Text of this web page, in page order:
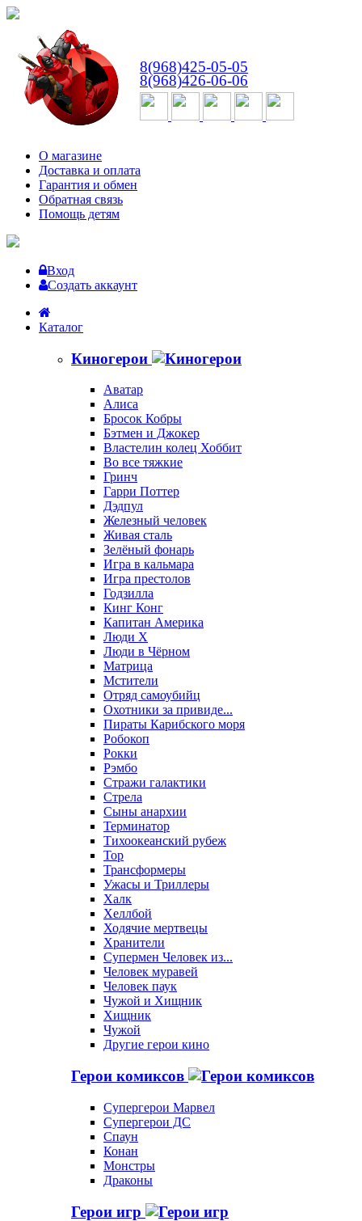
8(968)425-05-05
8(968)426-06-06
О магазине
Доставка и оплата
Гарантия и обмен
Обратная связь
Помощь детям
Вход
Создать аккаунт
Каталог
Киногерои
Аватар
Алиса
Бросок Кобры
Бэтмен и Джокер
Властелин колец Хоббит
Во все тяжкие
Гринч
Гарри Поттер
Дэдпул
Железный человек
Живая сталь
Зелёный фонарь
Игра в кальмара
Игра престолов
Годзилла
Кинг Конг
Капитан Америка
Люди X
Люди в Чёрном
Матрица
Мстители
Отряд самоубийц
Охотники за привиде...
Пираты Карибского моря
Робокоп
Рокки
Рэмбо
Стражи галактики
Стрела
Сыны анархии
Терминатор
Тихоокеанский рубеж
Тор
Трансформеры
Ужасы и Триллеры
Халк
Хеллбой
Ходячие мертвецы
Хранители
Супермен Человек из...
Человек муравей
Человек паук
Чужой и Хищник
Хищник
Чужой
Другие герои кино
Герои комиксов
Супергерои Марвел
Супергерои ДС
Спаун
Конан
Монстры
Драконы
Герои игр